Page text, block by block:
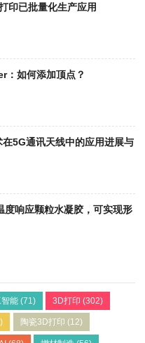
印已批量化生产应用
：如何添加顶点？
5G通讯天线中的应用进展与
度响应颗粒水凝胶，可实现形
智能(71) 3D打印 (302)
陶瓷3D打印 (12)